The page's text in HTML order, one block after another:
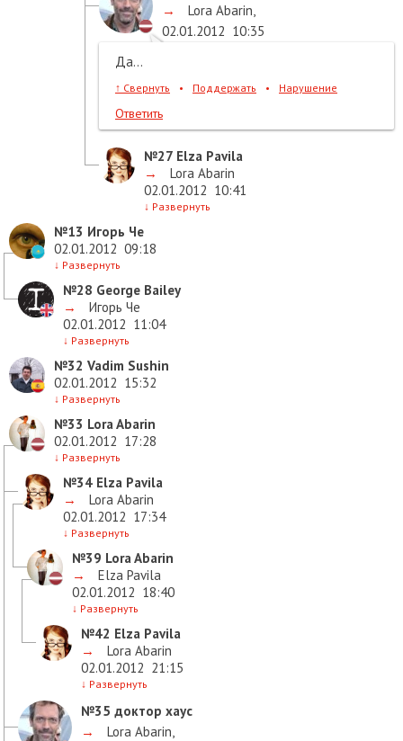
→
Lora Abarin
02.01.2012 10:35
Да...
↑ Свернуть • Поддержать • Нарушение
Ответить
№27 Elza Pavila
→
Lora Abarin
02.01.2012 10:41
↓ Развернуть
№13 Игорь Че
02.01.2012 09:18
↓ Развернуть
№28 George Bailey
→
Игорь Че
02.01.2012 11:04
↓ Развернуть
№32 Vadim Sushin
02.01.2012 15:32
↓ Развернуть
№33 Lora Abarin
02.01.2012 17:28
↓ Развернуть
№34 Elza Pavila
→
Lora Abarin
02.01.2012 17:34
↓ Развернуть
№39 Lora Abarin
→
Elza Pavila
02.01.2012 18:40
↓ Развернуть
№42 Elza Pavila
→
Lora Abarin
02.01.2012 21:15
↓ Развернуть
№35 доктор хаус
→
Lora Abarin